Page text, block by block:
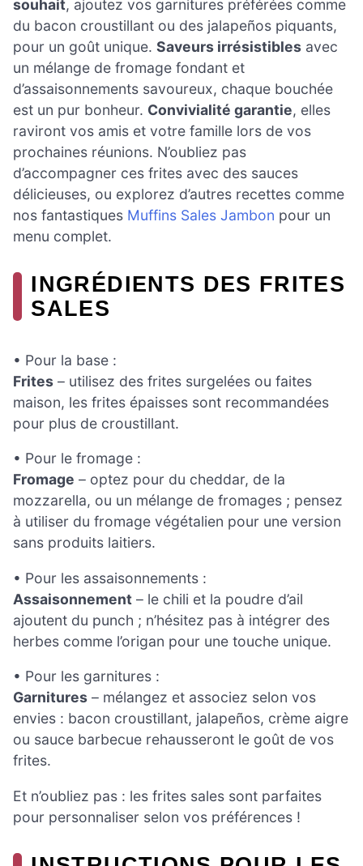
souhait, ajoutez vos garnitures préférées comme
du bacon croustillant ou des jalapeños piquants,
pour un goût unique. Saveurs irrésistibles avec
un mélange de fromage fondant et
d’assaisonnements savoureux, chaque bouchée
est un pur bonheur. Convivialité garantie, elles
raviront vos amis et votre famille lors de vos
prochaines réunions. N’oubliez pas
d’accompagner ces frites avec des sauces
délicieuses, ou explorez d’autres recettes comme
nos fantastiques Muffins Sales Jambon pour un
menu complet.
INGRÉDIENTS DES FRITES
SALES
• Pour la base :
Frites – utilisez des frites surgelées ou faites
maison, les frites épaisses sont recommandées
pour plus de croustillant.
• Pour le fromage :
Fromage – optez pour du cheddar, de la
mozzarella, ou un mélange de fromages ; pensez
à utiliser du fromage végétalien pour une version
sans produits laitiers.
• Pour les assaisonnements :
Assaisonnement – le chili et la poudre d’ail
ajoutent du punch ; n’hésitez pas à intégrer des
herbes comme l’origan pour une touche unique.
• Pour les garnitures :
Garnitures – mélangez et associez selon vos
envies : bacon croustillant, jalapeños, crème aigre
ou sauce barbecue rehausseront le goût de vos
frites.
Et n’oubliez pas : les frites sales sont parfaites
pour personnaliser selon vos préférences !